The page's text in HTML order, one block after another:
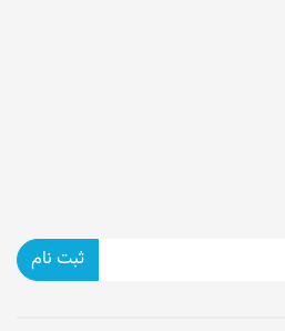
ثبت نام